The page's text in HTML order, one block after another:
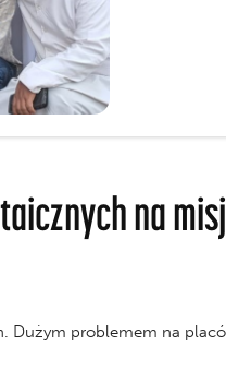
na
problemem na